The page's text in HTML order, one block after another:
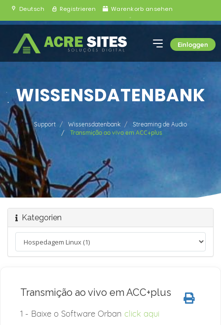
Deutsch Registrieren Warenkorb ansehen
Einloggen
WISSENSDATENBANK
Support Wissensdatenbank
Streaming de Audio
Transmição ao vivo em ACC+plus
Kategorien
Transmição ao vivo em ACC+plus
1 - Baixe o Software Orban click aqui